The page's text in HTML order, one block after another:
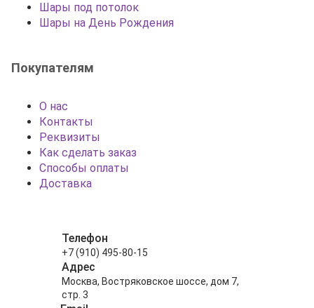
Шары под потолок
Шары на День Рождения
Покупателям
О нас
Контакты
Реквизиты
Как сделать заказ
Способы оплаты
Доставка
Телефон
+7 (910) 495-80-15
Адрес
Москва, Востряковское шоссе, дом 7,
стр. 3